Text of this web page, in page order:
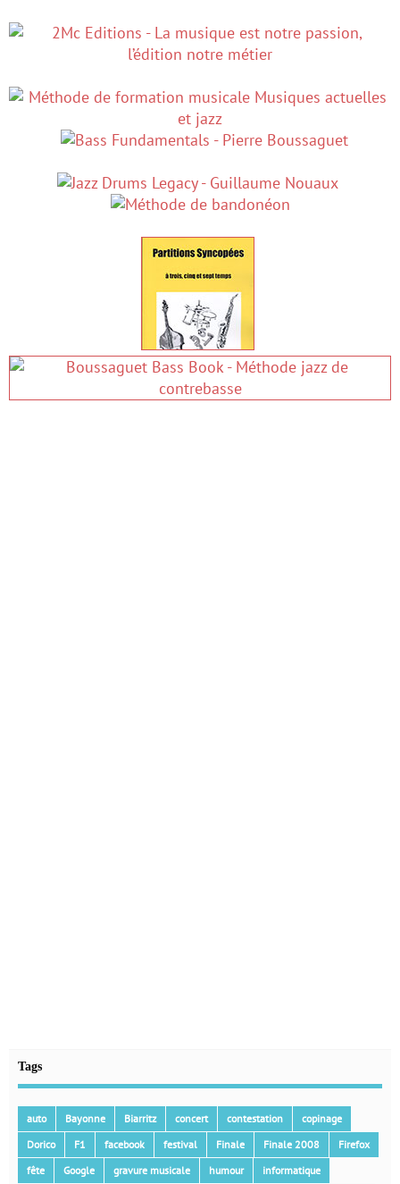
Tags
auto Bayonne Biarritz concert contestation
copinage
Dorico
F1 facebook festival Finale Finale 2008
Firefox
fête
Google gravure musicale humour
informatique